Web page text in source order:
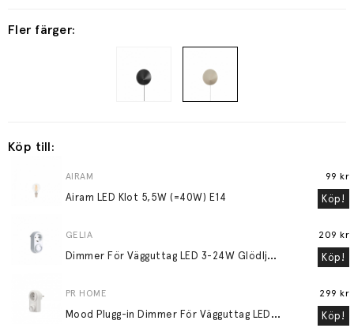
Fler färger:
Köp till:
AIRAM
Airam LED Klot 5,5W (=40W) E14
99 kr
Köp!
GELIA
D
immer För Vägguttag LED 3-24W Glödljus 30-200W
209 kr
Köp!
PR HOME
M
ood Plugg-in Dimmer För Vägguttag LED 3-24W Glödljus 30-200W Vit
299 kr
Köp!